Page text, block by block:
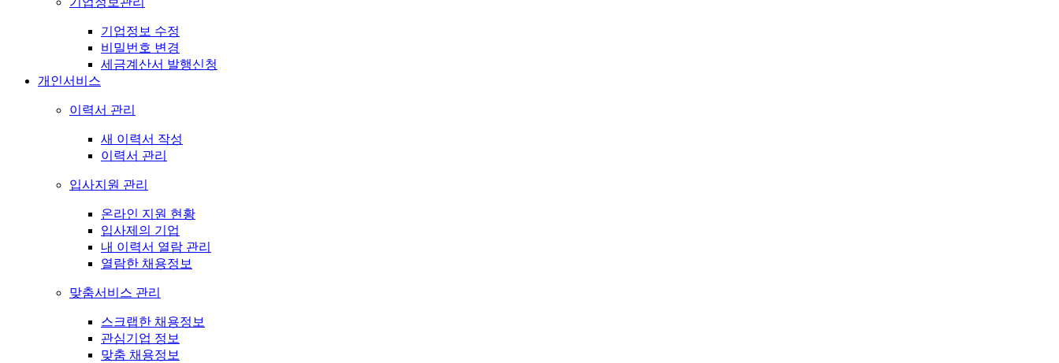
기업정보 수정
비밀번호 변경
세금계산서 발행신청
개인서비스
이력서 관리
새 이력서 작성
이력서 관리
입사지원 관리
온라인 지원 현황
입사제의 기업
내 이력서 열람 관리
열람한 채용정보
맞춤서비스 관리
스크랩한 채용정보
관심기업 정보
맞춤 채용정보